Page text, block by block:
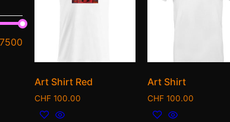
Art Shirt Red
CHF 100.00
Art Shirt
CHF 100.00